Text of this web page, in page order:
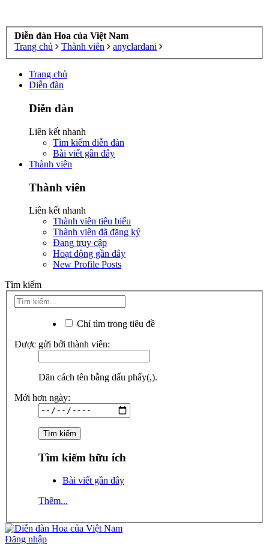
Diễn đàn Hoa của Việt Nam
Trang chủ
Thành viên anyclardani
Trang chủ
Diễn đàn
Diễn đàn
Liên kết nhanh
Tìm kiếm diễn đàn
Bài viết gần đây
Thành viên
Thành viên
Liên kết nhanh
Thành viên tiêu biểu
Thành viên đã đăng ký
Đang truy cập
Hoạt động gần đây
New Profile Posts
Tìm kiếm
Chỉ tìm trong tiêu đề
Được gửi bởi thành viên:
Dãn cách tên bằng dấu phẩy(,).
Mới hơn ngày:
Tìm kiếm hữu ích
Bài viết gần đây
Thêm...
Đăng nhập